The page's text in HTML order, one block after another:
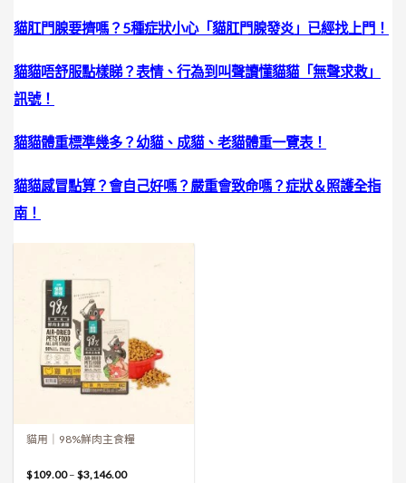
貓肛門腺要擠嗎？5種症狀小心「貓肛門腺發炎」已經找上門！
貓貓唔舒服點樣睇？表情、行為到叫聲讀懂貓貓「無聲求救」
訊號！
貓貓體重標準幾多？幼貓、成貓、老貓體重一覽表！
貓貓感冒點算？會自己好嗎？嚴重會致命嗎？症狀＆照護全指
南！
貓用｜98%鮮肉主食糧
$109.00–$3,146.00